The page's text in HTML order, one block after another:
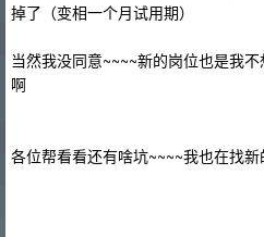
掉了（变相一个月试用期）
当然我没同意~~~~新的岗位也是我
啊
各位帮看看还有啥坑~~~~我也在找